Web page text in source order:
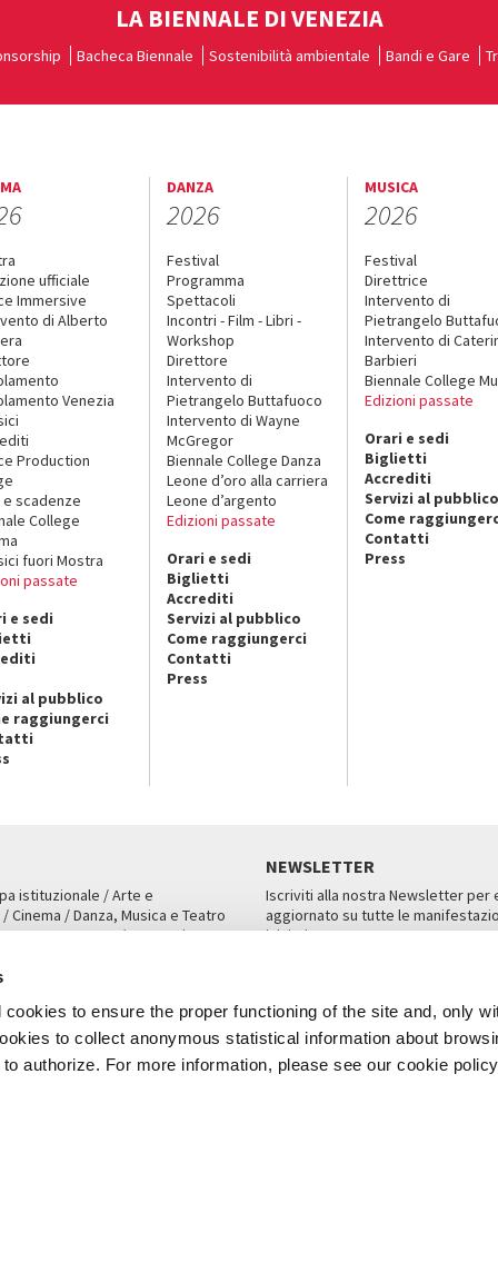
to ensure the proper functioning of the site and, only
to collect anonymous statistical information about
authorize. For more information, please see our cookie
LA BIENNALE DI VENEZIA
Bacheca Biennale Sostenibilità ambientale Bandi e Gare
ufficiale
Immersive
di Alberto
Venezia
Production
e scadenze
College
fuori Mostra
passate
e sedi
al pubblico
raggiungerci
DANZA
2026
Festival
Programma
Spettacoli
Incontri - Film - Libri -
Workshop
Direttore
Intervento di
Pietrangelo Buttafuoco
Intervento di Wayne
McGregor
Biennale College Danza
Leone d’oro alla carriera
Leone d’argento
Edizioni passate
Orari e sedi
Biglietti
Accrediti
Servizi al pubblico
Come raggiungerci
Contatti
Press
MUSICA
2026
Festival
Direttrice
Intervento di
Pietrangelo
Intervento di
Barbieri
Biennale College
Edizioni passate
Orari e sedi
Biglietti
Accrediti
Servizi al pubblico
Come
Contatti
Press
istituzionale / Arte e
Cinema / Danza, Musica e Teatro
San Marco 1364/A, Venezia
NEWSLETTER
Iscriviti alla nostra Newsletter per
aggiornato su tutte le
iniziative.